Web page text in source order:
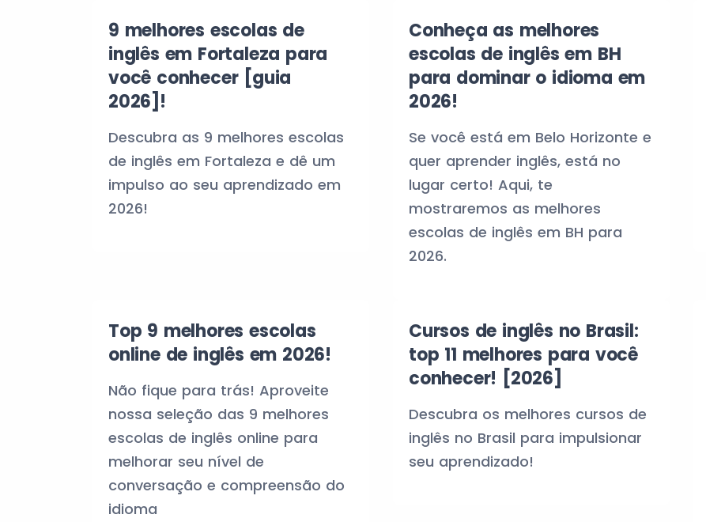
9 melhores escolas de
inglês em Fortaleza para
você conhecer [guia
2026]!
Descubra as 9 melhores escolas
de inglês em Fortaleza e dê um
impulso ao seu aprendizado em
2026!
Conheça as melhores
escolas de inglês em BH
para dominar o idioma em
2026!
Se você está em Belo Horizonte e
quer aprender inglês, está no
lugar certo! Aqui, te
mostraremos as melhores
escolas de inglês em BH para
2026.
Top 9 melhores escolas
online de inglês em 2026!
Não fique para trás! Aproveite
nossa seleção das 9 melhores
escolas de inglês online para
melhorar seu nível de
conversação e compreensão do
idioma
Cursos de inglês no Brasil:
top 11 melhores para você
conhecer! [2026]
Descubra os melhores cursos de
inglês no Brasil para impulsionar
seu aprendizado!